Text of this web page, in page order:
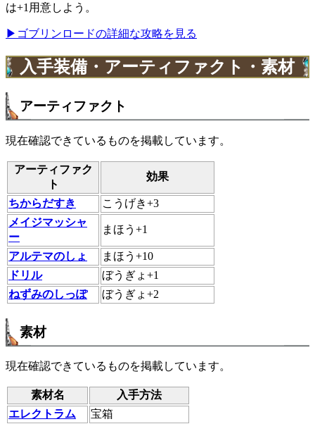
は+1用意しよう。
▶ゴブリンロードの詳細な攻略を見る
入手装備・アーティファクト・素材
アーティファクト
現在確認できているものを掲載しています。
アーティファク
ト
効果
ちからだすき
こうげき+3
メイジマッシャ
ー
まほう+1
アルテマのしょ
まほう+10
ドリル
ぼうぎょ+1
ねずみのしっぽ
ぼうぎょ+2
素材
現在確認できているものを掲載しています。
素材名
入手方法
エレクトラム
宝箱